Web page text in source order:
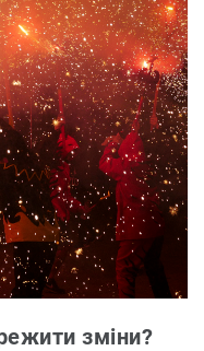
зміни?